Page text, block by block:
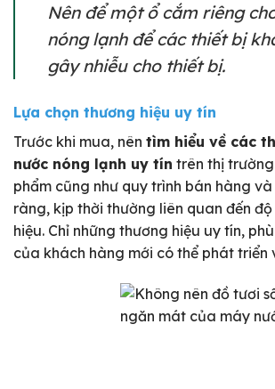
Nên để một ổ cắm riêng
nóng lạnh để các thiết bị
gây nhiễu cho thiết bị.
Lựa chọn thương hiệu uy tín
Trước khi mua, nên tìm hiểu về các
nước nóng lạnh uy tín trên thị
phẩm cũng như quy trình bán hàng
ràng, kịp thời thường liên quan đến
hiệu. Chỉ những thương hiệu uy tín,
của khách hàng mới có thể phát triển